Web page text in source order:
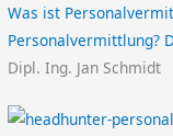
Was ist
Personalvermittlung?
Dipl. Ing. Jan Schmidt